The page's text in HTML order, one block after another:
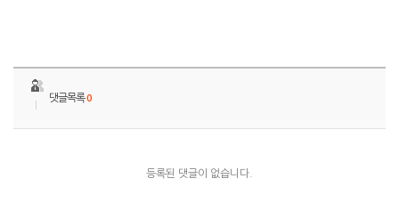
댓글목록0
등록된 댓글이 없습니다.